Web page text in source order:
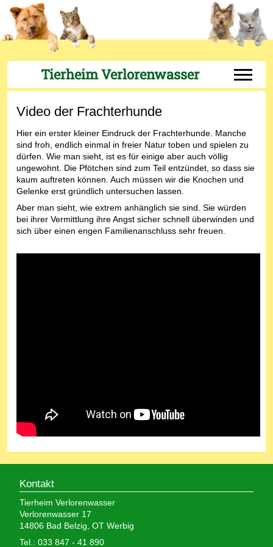
Tierheim Verlorenwasser Off-
Video der Frachterhunde
Hier ein erster kleiner Eindruck der Frachterhunde. Manche
sind froh, endlich einmal in freier Natur toben und spielen zu
dürfen. Wie man sieht, ist es für einige aber auch völlig
ungewohnt. Die Pfötchen sind zum Teil entzündet, so dass sie
kaum auftreten können. Auch müssen wir die Knochen und
Gelenke erst gründlich untersuchen lassen.
Aber man sieht, wie extrem anhänglich sie sind. Sie würden
bei ihrer Vermittlung ihre Angst sicher schnell überwinden und
sich über einen engen Familienanschluss sehr freuen.
Kontakt
Tierheim Verlorenwasser
Verlorenwasser 17
14806 Bad Belzig, OT Werbig
Tel.: 033 847 - 41 890